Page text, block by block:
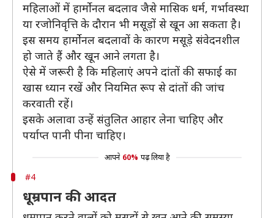
महिलाओं में हार्मोनल बदलाव जैसे मासिक धर्म, गर्भावस्था
या रजोनिवृत्ति के दौरान भी मसूड़ों से खून आ सकता है।
इस समय हार्मोनल बदलावों के कारण मसूड़े संवेदनशील
हो जाते हैं और खून आने लगता है।
ऐसे में जरूरी है कि महिलाएं अपने दांतों की सफाई का
खास ध्यान रखें और नियमित रूप से दांतों की जांच
करवाती रहें।
इसके अलावा उन्हें संतुलित आहार लेना चाहिए और
पर्याप्त पानी पीना चाहिए।
आपने 60% पढ़ लिया है
#4
धूम्रपान की आदत